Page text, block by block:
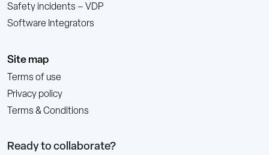
Safety incidents – VDP
Software Integrators
Site map
Terms of use
Privacy policy
Terms & Conditions
Ready to collaborate?